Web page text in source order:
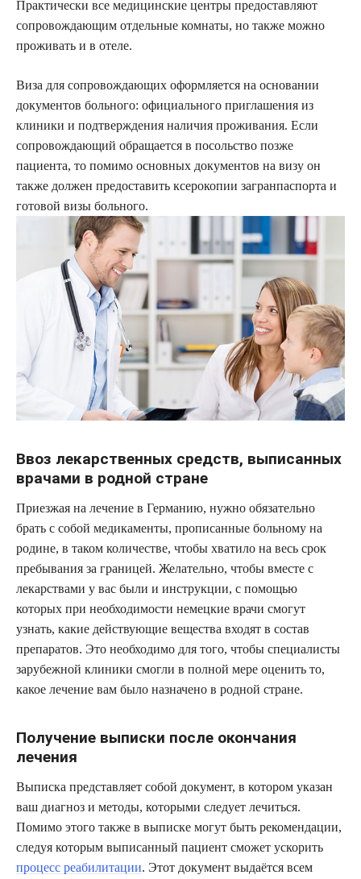
Практически все медицинские центры предоставляют
сопровождающим отдельные комнаты, но также можно
проживать и в отеле.
Виза для сопровождающих оформляется на основании
документов больного: официального приглашения из
клиники и подтверждения наличия проживания. Если
сопровождающий обращается в посольство позже
пациента, то помимо основных документов на визу он
также должен предоставить ксерокопии загранпаспорта и
готовой визы больного.
Ввоз лекарственных средств, выписанных
врачами в родной стране
Приезжая на лечение в Германию, нужно обязательно
брать с собой медикаменты, прописанные больному на
родине, в таком количестве, чтобы хватило на весь срок
пребывания за границей. Желательно, чтобы вместе с
лекарствами у вас были и инструкции, с помощью
которых при необходимости немецкие врачи смогут
узнать, какие действующие вещества входят в состав
препаратов. Это необходимо для того, чтобы специалисты
зарубежной клиники смогли в полной мере оценить то,
какое лечение вам было назначено в родной стране.
Получение выписки после окончания
лечения
Выписка представляет собой документ, в котором указан
ваш диагноз и методы, которыми следует лечиться.
Помимо этого также в выписке могут быть рекомендации,
следуя которым выписанный пациент сможет ускорить
процесс реабилитации. Этот документ выдаётся всем